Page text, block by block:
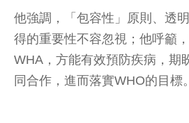
他強調，「包容性」原則、透
得的重要性不容忽視；他呼籲
WHA，方能有效預防疾病，期
同合作，進而落實WHO的目標。